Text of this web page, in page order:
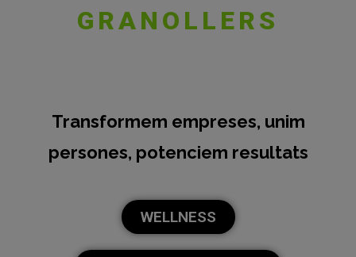
GRANOLLERS
Transformem empreses, unim
persones, potenciem resultats
WELLNESS